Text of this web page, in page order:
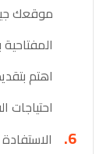
موقعك
اهتم
احتياجات